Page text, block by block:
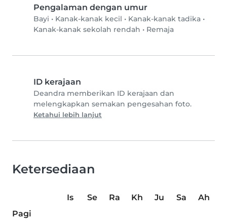
Pengalaman dengan umur
Bayi • Kanak-kanak kecil • Kanak-kanak tadika •
Kanak-kanak sekolah rendah • Remaja
ID kerajaan
Deandra memberikan ID kerajaan dan
melengkapkan semakan pengesahan foto.
Ketahui lebih lanjut
Ketersediaan
Is Se Ra Kh Ju Sa
Ah
Pagi